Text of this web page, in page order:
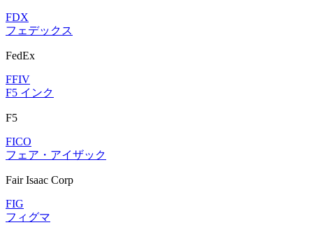
FDX
フェデックス
FedEx
FFIV
F5 インク
F5
FICO
フェア・アイザック
Fair Isaac Corp
FIG
フィグマ